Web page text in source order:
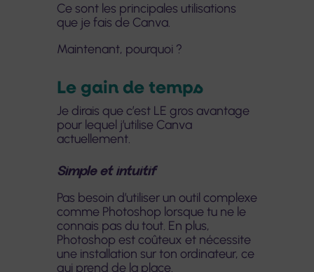
Ce sont les principales utilisations
que je fais de Canva.
Maintenant, pourquoi ?
Le gain de temps
Je dirais que c’est LE gros avantage
pour lequel j’utilise Canva
actuellement.
Simple et intuitif
Pas besoin d’utiliser un outil complexe
comme Photoshop lorsque tu ne le
connais pas du tout. En plus,
Photoshop est coûteux et nécessite
une installation sur ton ordinateur, ce
qui prend de la place.